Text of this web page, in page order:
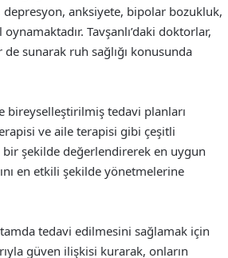
anksiyete, bipolar bozukluk,
Tavşanlı’daki doktorlar,
sunarak ruh sağlığı konusunda
bireyselleştirilmiş tedavi planları
ve aile terapisi gibi çeşitli
şekilde değerlendirerek en uygun
en etkili şekilde yönetmelerine
tedavi edilmesini sağlamak için
güven ilişkisi kurarak, onların